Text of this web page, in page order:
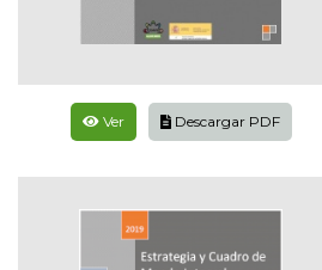
Ver Descargar PDF